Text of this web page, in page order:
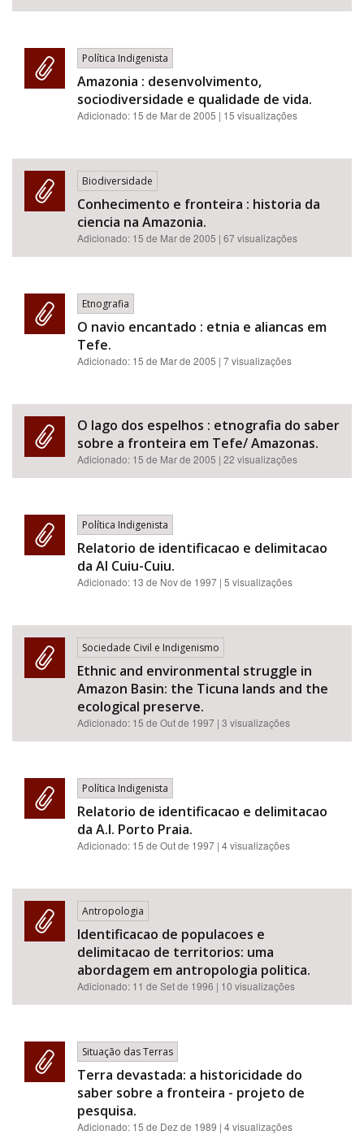
Política Indigenista
Amazonia : desenvolvimento,
sociodiversidade e qualidade de vida.
Adicionado: 15 de Mar de 2005 | 15 visualizações
Biodiversidade
Conhecimento e fronteira : historia da
ciencia na Amazonia.
Adicionado: 15 de Mar de 2005 | 67 visualizações
Etnografia
O navio encantado : etnia e aliancas em
Tefe.
Adicionado: 15 de Mar de 2005 | 7 visualizações
O lago dos espelhos : etnografia do saber
sobre a fronteira em Tefe/ Amazonas.
Adicionado: 15 de Mar de 2005 | 22 visualizações
Política Indigenista
Relatorio de identificacao e delimitacao
da AI Cuiu-Cuiu.
Adicionado: 13 de Nov de 1997 | 5 visualizações
Sociedade Civil e Indigenismo
Ethnic and environmental struggle in
Amazon Basin: the Ticuna lands and the
ecological preserve.
Adicionado: 15 de Out de 1997 | 3 visualizações
Política Indigenista
Relatorio de identificacao e delimitacao
da A.I. Porto Praia.
Adicionado: 15 de Out de 1997 | 4 visualizações
Antropologia
Identificacao de populacoes e
delimitacao de territorios: uma
abordagem em antropologia politica.
Adicionado: 11 de Set de 1996 | 10 visualizações
Situação das Terras
Terra devastada: a historicidade do
saber sobre a fronteira - projeto de
pesquisa.
Adicionado: 15 de Dez de 1989 | 4 visualizações